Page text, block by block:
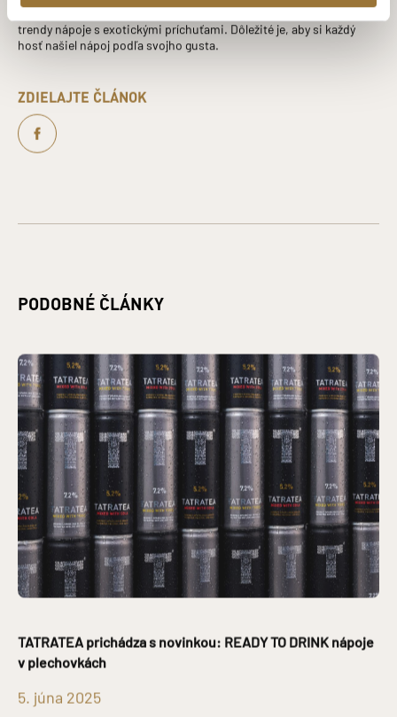
Nezáleží na tom, či zvolíte elegantné víno, klasické koktaily, alebo
trendy nápoje s exotickými príchuťami. Dôležité je, aby si každý
hosť našiel nápoj podľa svojho gusta.
ZDIELAJTE ČLÁNOK
PODOBNÉ ČLÁNKY
TATRATEA prichádza s novinkou: READY TO DRINK nápoje
v plechovkách
5. júna 2025